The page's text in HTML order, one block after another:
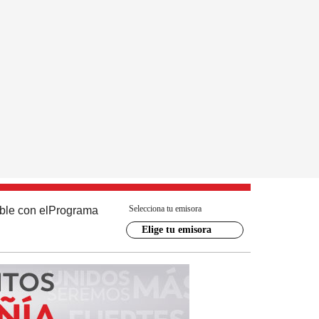
con el Programa Selecciona tu emisora
Elige tu emisora